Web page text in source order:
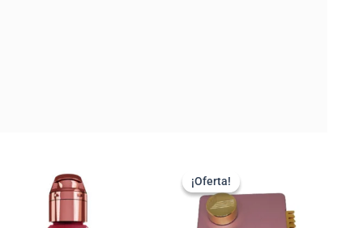
¡Oferta!
¡Oferta!
precio
original
era:
242.00€.
102.84€.